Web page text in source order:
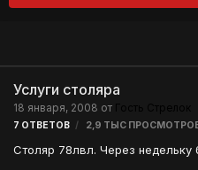
Услуги столяра
18 января, 2008 от
7 ОТВЕТОВ 2,9 ТЫС